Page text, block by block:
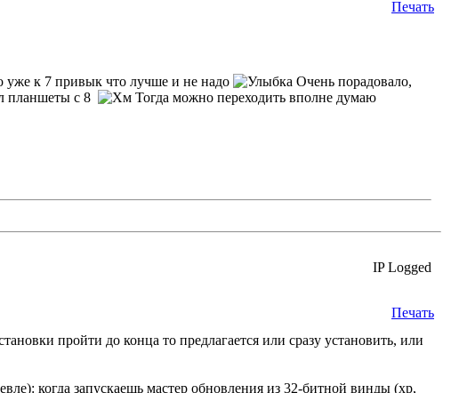
Печать
уже к 7 привык что лучше и не надо
Очень порадовало,
планшеты с 8
Тогда можно переходить вполне думаю
IP Logged
Печать
пройти до конца то предлагается или сразу установить, или
когда запускаешь мастер обновления из 32-битной винды (xp,